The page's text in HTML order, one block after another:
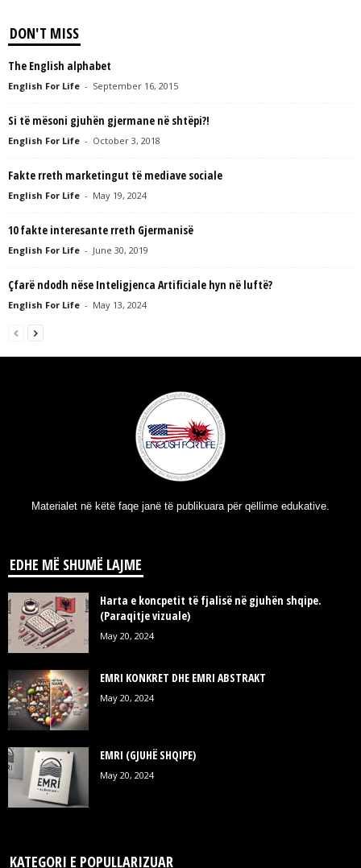
DON'T MISS
The English alphabet
English For Life - September 16, 2015
Si të mësoni gjuhën gjermane në shtëpi?!
English For Life - October 3, 2018
Fakte rreth marketingut të mediave sociale
English For Life - May 19, 2024
10 fakte interesante rreth Gjermanisë
English For Life - June 30, 2019
Çfarë ndodh nëse Inteligjenca Artificiale hyn në luftë?
English For Life - May 13, 2024
Materialet në këtë faqe janë të publikuara për qëllime edukative.
EDHE MË SHUMË LAJME
Harta e koncpetit të fjalisë në gjuhën shqipe.
(Paraqitje vizuale)
May 20, 2024
EMRI KONKRET DHE EMRI ABSTRAKT
May 20, 2024
EMRI (GJUHË SHQIPE)
May 20, 2024
KATEGORI E POPULLARIZUAR